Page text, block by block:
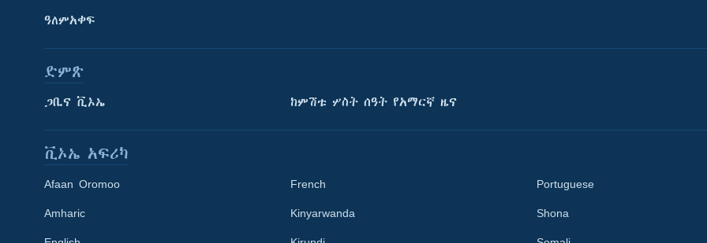
ዓለምአቀፍ
ድምጽ
ጋቢና ቪኦኤ ከምሽቱ ሦስት ሰዓት የአማርኛ ዜና
ቪኦኤ አፍሪካ
Afaan Oromoo
Amharic
French
Kinyarwanda
Portuguese
Shona